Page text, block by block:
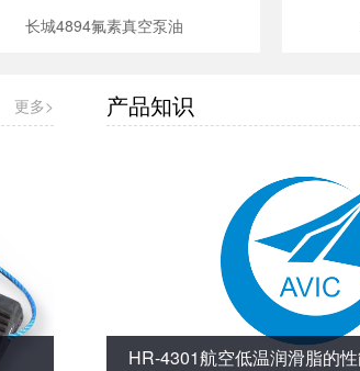
长城4894氟素真空泵油
更多> 产品知识
HR-4301航空低温润滑脂的